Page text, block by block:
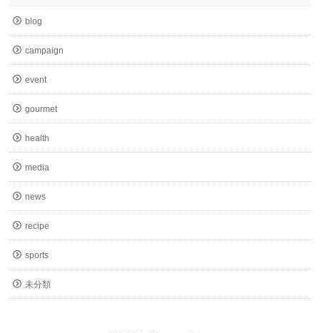
blog
campaign
event
gourmet
health
media
news
recipe
sports
未分類